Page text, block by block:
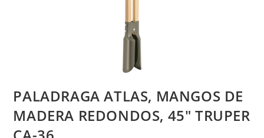
PALADRAGA ATLAS, MANGOS DE
MADERA REDONDOS, 45″ TRUPER